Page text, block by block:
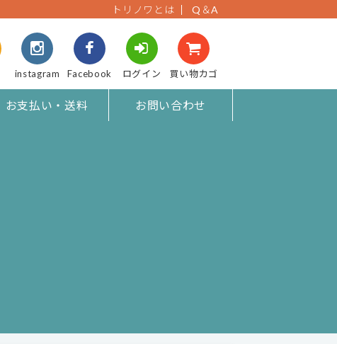
トリノワとは Q＆A
instagram Facebook ログイン 買い物カゴ
お支払い・送料 お問い合わせ